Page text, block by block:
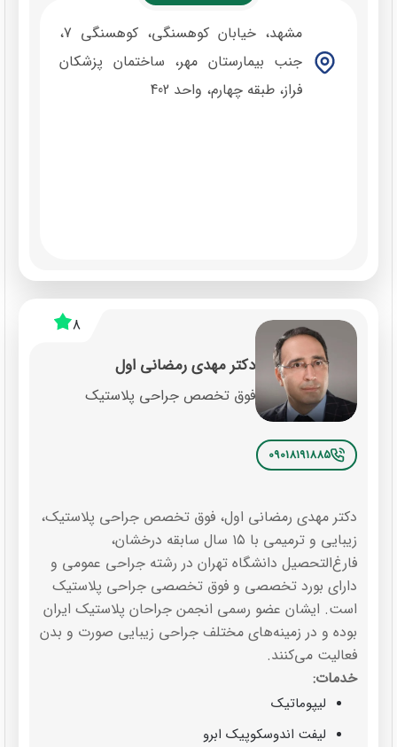
مشهد، خیابان کوهسنگی، کوهسنگی 7،
جنب بیمارستان مهر، ساختمان پزشکان
فراز، طبقه چهارم، واحد 402
8
دکتر مهدی رمضانی اول
فوق تخصص جراحی پلاستیک
09018191885
دکتر مهدی رمضانی اول، فوق تخصص جراحی پلاستیک،
زیبایی و ترمیمی با ۱۵ سال سابقه درخشان،
فارغ‌التحصیل دانشگاه تهران در رشته جراحی عمومی و
دارای بورد تخصصی و فوق تخصصی جراحی پلاستیک
است. ایشان عضو رسمی انجمن جراحان پلاستیک ایران
بوده و در زمینه‌های مختلف جراحی زیبایی صورت و بدن
فعالیت می‌کنند.
خدمات:
لیپوماتیک
لیفت اندوسکوپیک ابرو